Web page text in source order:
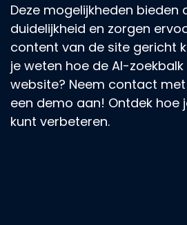
Deze mogelijkheden bieden
duidelijkheid en zorgen
content van de site gericht
je weten hoe de AI-
website? Neem contact
een demo aan! Ontdek hoe
kunt verbeteren.